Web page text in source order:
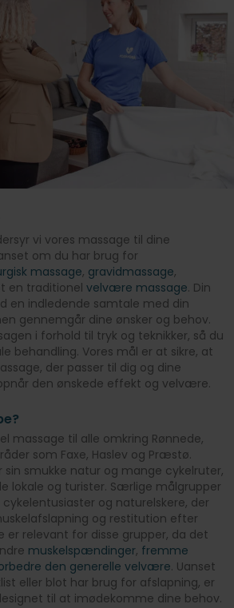
vi vores massage til dine
om du har brug for
massage, gravidmassage,
en traditionel velvære massage. Din
en indledende samtale med din
gennemgår dine ønsker og behov.
i forhold til tryk og teknikker, så du
behandling. Vores mål er at sikre, at
der passer til dig og dine
den ønskede effekt og velvære.
massage til alle omkring Rønnede,
som Faxe, Haslev og Præstø.
sin smukke natur og mange cykelruter,
lokale og turister. Særlige målgrupper
og naturelskere, der
og restitution efter
er relevant for disse grupper, da det
muskelspændinger, fremme
den generelle velvære. Uanset
eller blot har brug for afslapning, er
til at imødekomme dine behov.